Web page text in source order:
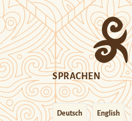
SPRACHEN
Deutsch English